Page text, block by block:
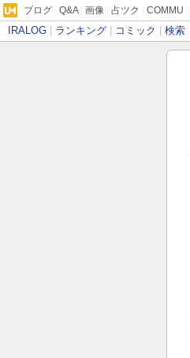
ブログ Q&A| 画像 占ツク COMMU
IRALOG ランキング コミック 検索